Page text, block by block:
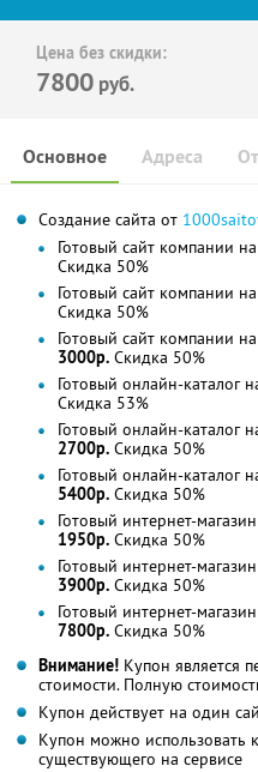
Цена без скидки:
7800 руб.
Основное Адреса
Создание сайта от
Готовый сайт компании
Скидка 50%
Готовый сайт компании
Скидка 50%
Готовый сайт компании
3000р. Скидка 50%
Готовый онлайн-каталог
Скидка 53%
Готовый онлайн-каталог
2700р. Скидка 50%
Готовый онлайн-каталог
5400р. Скидка 50%
Готовый интернет-
1950р. Скидка 50%
Готовый интернет-
3900р. Скидка 50%
Готовый интернет-
7800р. Скидка 50%
Внимание! Купон является
стоимости. Полную
Купон действует на один
Купон можно использовать
существующего на сервисе